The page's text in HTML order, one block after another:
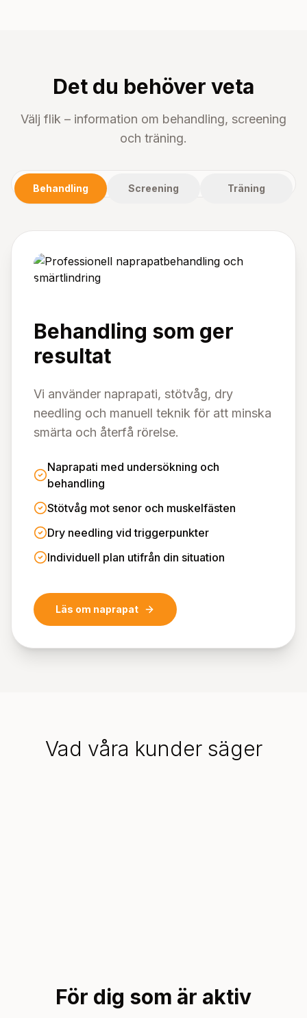
Det du behöver veta
Välj flik – information om behandling, screening
och träning.
Behandling Screening Träning
Behandling som ger
resultat
Vi använder naprapati, stötvåg, dry
needling och manuell teknik för att minska
smärta och återfå rörelse.
Naprapati med undersökning och
behandling
Stötvåg mot senor och muskelfästen
Dry needling vid triggerpunkter
Individuell plan utifrån din situation
Läs om naprapat
Vad våra kunder säger
För dig som är aktiv